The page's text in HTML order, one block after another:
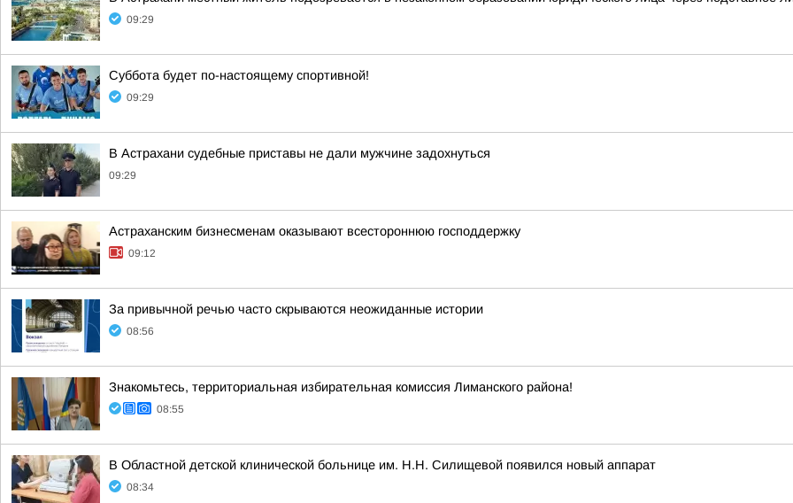
09:29
Суббота будет по-настоящему спортивной!
09:29
В Астрахани судебные приставы не дали мужчине задохнуться
09:29
Астраханским бизнесменам оказывают всестороннюю господдержку
09:12
За привычной речью часто скрываются неожиданные истории
08:56
Знакомьтесь, территориальная избирательная комиссия Лиманского района!
08:55
В Областной детской клинической больнице им. Н.Н. Силищевой появился новый аппарат
08:34